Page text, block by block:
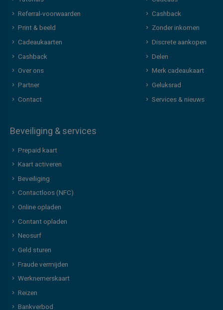
Referral-voorwaarden
Print & beeld
Cadeaukaarten
Cashback
Over ons
Partner
Contact
Cashback
Zonder inkomen
Discrete aankopen
Delen
Merk cadeaukaart
Geluksrad
Services & nieuws
Beveiliging & services
Prepaid kaart
Kaart activeren
Beveiliging
Contactloos (NFC)
Online opladen
Contant opladen
Neosurf
Geld sturen
Fraude vermijden
Werknemerskaart
Reizen
Bankverbod